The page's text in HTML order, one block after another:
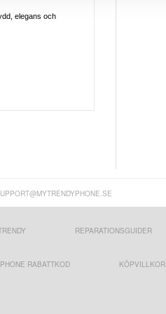
elegans och
REPARATIONSGUIDER
RABATTKOD KÖPVILLKOR